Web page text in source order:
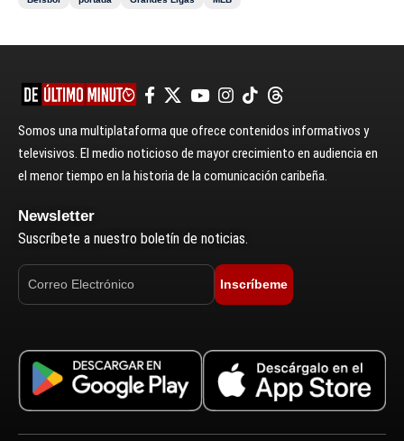
Somos una multiplataforma que ofrece contenidos informativos y
televisivos. El medio noticioso de mayor crecimiento en audiencia en
el menor tiempo en la historia de la comunicación caribeña.
Newsletter
Suscríbete a nuestro boletín de noticias.
Inscríbeme